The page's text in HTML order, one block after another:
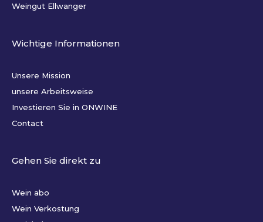
Weingut Ellwanger
Wichtige Informationen
Unsere Mission
unsere Arbeitsweise
Investieren Sie in ONWINE
Contact
Gehen Sie direkt zu
Wein abo
Wein Verkostung